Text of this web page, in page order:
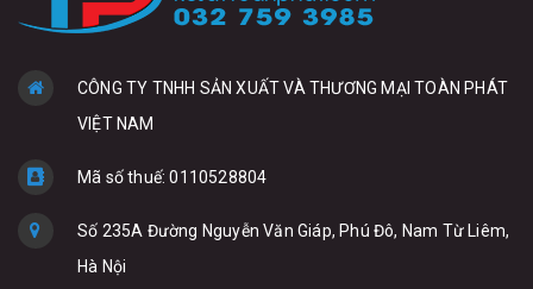
CÔNG TY TNHH SẢN XUẤT VÀ THƯƠNG MẠI TOÀN PHÁT
VIỆT NAM
Mã số thuế: 0110528804
Số 235A Đường Nguyễn Văn Giáp, Phú Đô, Nam Từ Liêm,
Hà Nội